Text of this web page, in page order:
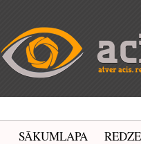
SĀKUMLAPA